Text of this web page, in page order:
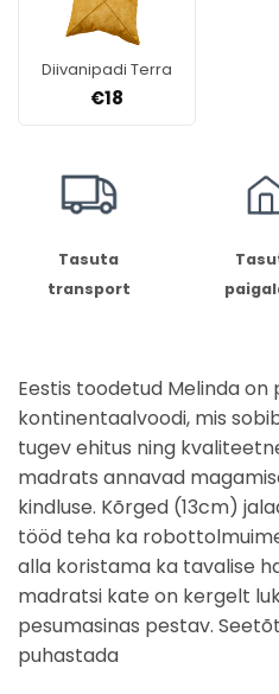
Diivanipadi Terra
€18
Tasuta
transport
Eestis toodetud Melinda on
kontinentaalvoodi, mis
tugev ehitus ning
madrats annavad
kindluse. Kõrged (13cm)
tööd teha ka
alla koristama ka tavalise
madratsi kate on kergelt
pesumasinas pestav.
puhastada